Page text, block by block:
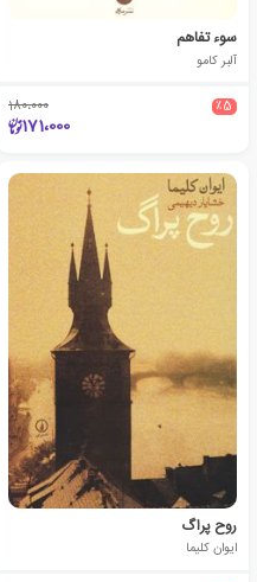
سوء تفاهم
آلبر کامو
٪5 180،000
171،000
روح پراگ
ایوان کلیما